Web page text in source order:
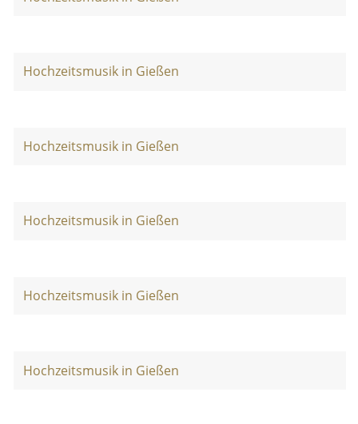
Hochzeitsmusik in Gießen
Hochzeitsmusik in Gießen
Hochzeitsmusik in Gießen
Hochzeitsmusik in Gießen
Hochzeitsmusik in Gießen